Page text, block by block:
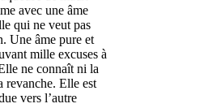
avec une âme
qui ne veut pas
Une âme pure et
mille excuses à
ne connaît ni la
revanche. Elle est
vers l’autre